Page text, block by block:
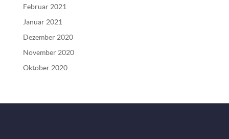
Februar 2021
Januar 2021
Dezember 2020
November 2020
Oktober 2020